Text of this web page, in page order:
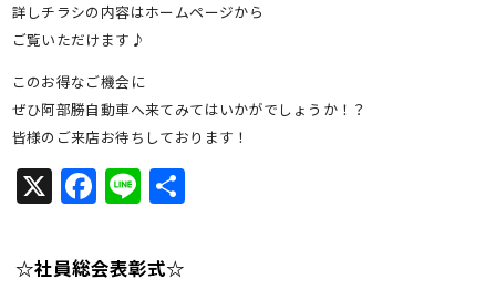
詳しチラシの内容はホームページから
ご覧いただけます♪
このお得なご機会に
ぜひ阿部勝自動車へ来てみてはいかがでしょうか！？
皆様のご来店お待ちしております！
X Facebook
Line共
☆社員総会表彰式☆